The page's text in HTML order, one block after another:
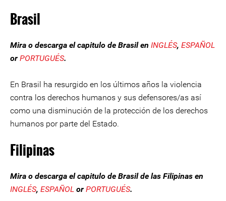
Brasil
Mira o descarga el capitulo de Brasil en INGLÉS, ESPAÑOL
or PORTUGUÉS.
En Brasil ha resurgido en los últimos años la violencia
contra los derechos humanos y sus defensores/as así
como una disminución de la protección de los derechos
humanos por parte del Estado.
Filipinas
Mira o descarga el capitulo de Brasil de las Filipinas en
INGLÉS, ESPAÑOL or PORTUGUÉS.